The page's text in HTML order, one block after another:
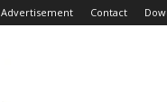
Advertisement Contact